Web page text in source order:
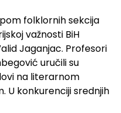
folklornih sekcija
važnosti BiH
Jaganjac. Profesori
uručili su
na literarnom
U konkurenciji srednjih